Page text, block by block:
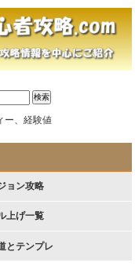
ー、経験値
ョン攻略
上げ一覧
とテンプレ